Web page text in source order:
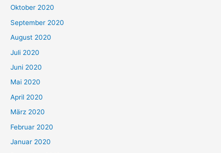
Oktober 2020
September 2020
August 2020
Juli 2020
Juni 2020
Mai 2020
April 2020
März 2020
Februar 2020
Januar 2020